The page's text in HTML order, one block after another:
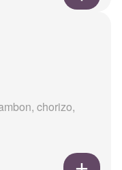
chorizo,